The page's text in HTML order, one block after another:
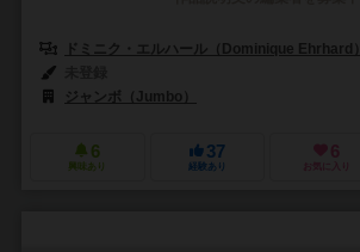
ドミニク・エルハール（Dominique Ehrhard）
ジャンボ（Jumbo）
6
興味あり
37
経験あり
6
お気に入り